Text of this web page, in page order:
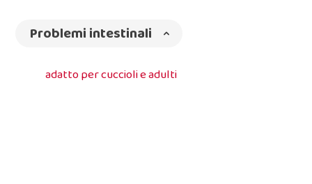
Problemi intestinali
adatto per cuccioli e adulti